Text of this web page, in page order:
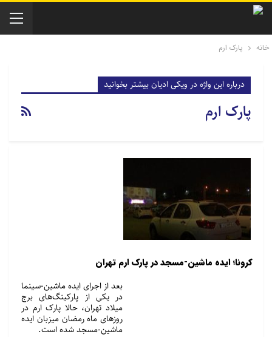
خانه پارک ارم
درباره این واژه در ویکی ادیان بیشتر بخوانید
پارک ارم
کرونا؛ ایده ماشین‌-مسجد در پارک ارم تهران
بعد از اجرای ایده ماشین-‌سینما
در یکی از پارکینگ‌های برج
میلاد تهران، حالا پارک ارم در
روزهای ماه رمضان میزبان ایده
ماشین-مسجد شده است.